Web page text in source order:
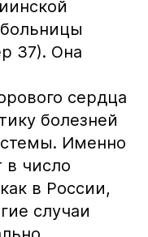
37). Она
сердца
болезней
Именно
в число
в России,
случаи